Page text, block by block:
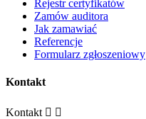
Rejestr certyfikatów
Zamów auditora
Jak zamawiać
Referencje
Formularz zgłoszeniowy
Kontakt
Kontakt  